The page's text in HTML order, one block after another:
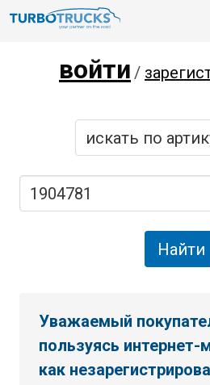
войти /
Уважаемый
пользуясь интернет-
как